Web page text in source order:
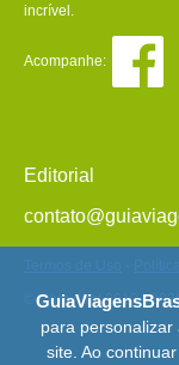
incrível.
Acompanhe:
Editorial
Termos de Uso
© Copyright 2013 -
para
site. Ao